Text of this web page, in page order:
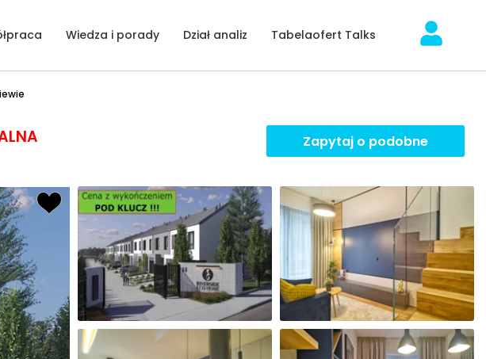
Wiedza i porady Dział analiz Tabelaofert Talks
Zapytaj o podobne